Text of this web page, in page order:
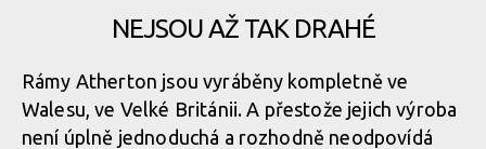
NEJSOU AŽ TAK DRAHÉ
Rámy Atherton jsou vyráběny kompletně ve
Walesu, ve Velké Británii. A přestože jejich výroba
není úplně jednoduchá a rozhodně neodpovídá